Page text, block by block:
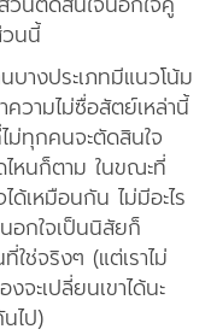
นนี้
างประเภทมีแนวโน้ม
วามไม่ซื่อสัตย์เหล่านี้
ม่ทุกคนจะตัดสินใจ
ไหนก็ตาม ในขณะที่
เหมือนกัน ไม่มีอะไร
อกใจเป็นนิสัยก็
ใช่จริงๆ (แต่เราไม่
จะเปลี่ยนเขาได้นะ
ไป)